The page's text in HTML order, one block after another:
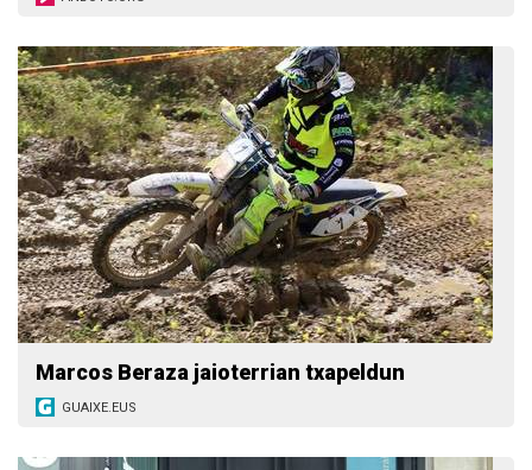
Marcos Beraza jaioterrian txapeldun
GUAIXE.EUS